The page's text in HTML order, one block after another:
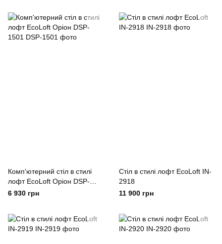
Комп'ютерний стіл в стилі
лофт EcoLoft Оріон DSP-
1501
6 930 грн
Стіл в стилі лофт EcoLoft IN-
2918
11 900 грн